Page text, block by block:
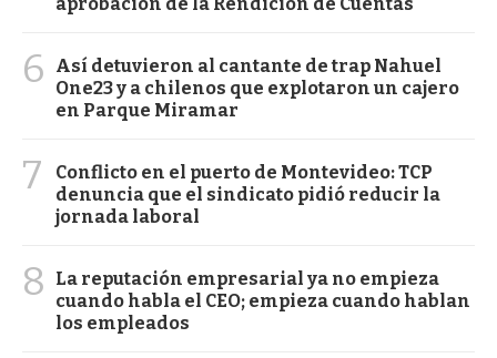
6
Así detuvieron al cantante de trap Nahuel
One23 y a chilenos que explotaron un cajero
en Parque Miramar
7
Conflicto en el puerto de Montevideo: TCP
denuncia que el sindicato pidió reducir la
jornada laboral
8
La reputación empresarial ya no empieza
cuando habla el CEO; empieza cuando hablan
los empleados